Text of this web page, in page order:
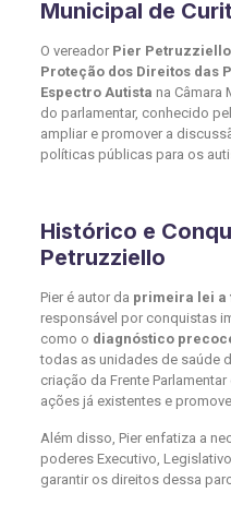
Municipal de
O vereador Pier Petruzziello
Proteção dos Direitos das
Espectro Autista na Câmara
do parlamentar, conhecido
ampliar e promover a
políticas públicas para os
Histórico e
Petruzziello
Pier é autor da primeira lei a
responsável por conquistas
como o diagnóstico
todas as unidades de saúde
criação da Frente
ações já existentes e
Além disso, Pier enfatiza a
poderes Executivo,
garantir os direitos dessa